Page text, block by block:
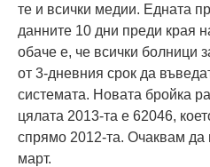
те и всички медии. Едната
данните 10 дни преди края
обаче е, че всички болници
от 3-дневния срок да
системата. Новата бройка
цялата 2013-та е 62046,
спрямо 2012-та. Очаквам
март.